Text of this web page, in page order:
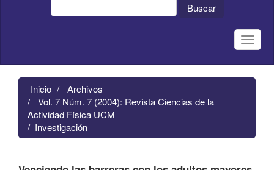
Buscar
Toggle
Inicio
Archivos
Vol. 7 Núm. 7 (2004): Revista Ciencias de la
Actividad Física UCM
Investigación